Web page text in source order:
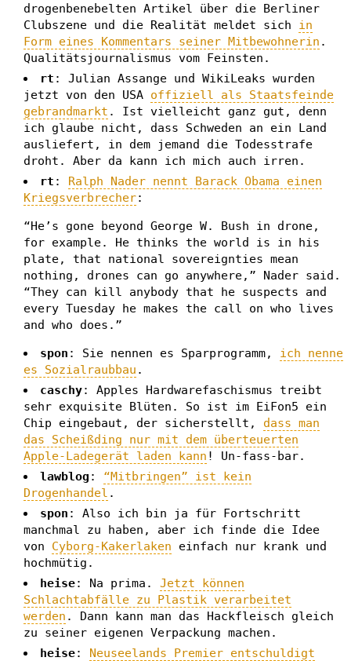
drogenbenebelten Artikel über die Berliner
Clubszene und die Realität meldet sich in
Form eines Kommentars seiner Mitbewohnerin .
Qualitätsjournalismus vom Feinsten.
rt : Julian Assange und WikiLeaks wurden
jetzt von den USA offiziell als Staatsfeinde
gebrandmarkt . Ist vielleicht ganz gut, denn
ich glaube nicht, dass Schweden an ein Land
ausliefert, in dem jemand die Todesstrafe
droht. Aber da kann ich mich auch irren.
rt : Ralph Nader nennt Barack Obama einen
Kriegsverbrecher:
“He’s gone beyond George W. Bush in drone,
for example. He thinks the world is in his
plate, that national sovereignties mean
nothing, drones can go anywhere,” Nader said.
“They can kill anybody that he suspects and
every Tuesday he makes the call on who lives
and who does.”
spon : Sie nennen es Sparprogramm, ich nenne
es Sozialraubbau .
caschy: Apples Hardwarefaschismus treibt
sehr exquisite Blüten. So ist im EiFon5 ein
Chip eingebaut, der sicherstellt, dass man
das Scheißding nur mit dem überteuerten
Apple-Ladegerät laden kann ! Un-fass-bar.
lawblog : “Mitbringen” ist kein
Drogenhandel .
spon : Also ich bin ja für Fortschritt
manchmal zu haben, aber ich finde die Idee
von Cyborg-Kakerlaken einfach nur krank und
hochmütig.
heise: Na prima. Jetzt können
Schlachtabfälle zu Plastik verarbeitet
werden . Dann kann man das Hackfleisch gleich
zu seiner eigenen Verpackung machen.
heise: Neuseelands Premier entschuldigt